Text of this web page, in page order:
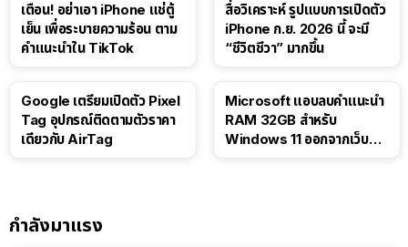
เตือน! อย่าเอา iPhone แช่ตู้
เย็น เพื่อระบายความร้อน ตาม
คำแนะนำใน TikTok
สื่อวิเคราะห์ รูปแบบการเปิดตัว
iPhone ก.ย. 2026 นี้ จะมี
“ชีวิตชีวา” มากขึ้น
Google เตรียมเปิดตัว Pixel
Tag อุปกรณ์ติดตามตัวราคา
เดียวกับ AirTag
Microsoft แอบลบคำแนะนำ
RAM 32GB สำหรับ
Windows 11 ออกจากเว็บตัว
กำลังมาแรง